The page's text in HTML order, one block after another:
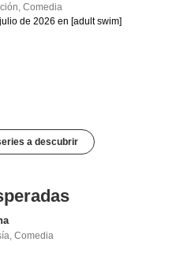
,Comedia
de 2026 en [adult swim]
a descubrir
,Comedia